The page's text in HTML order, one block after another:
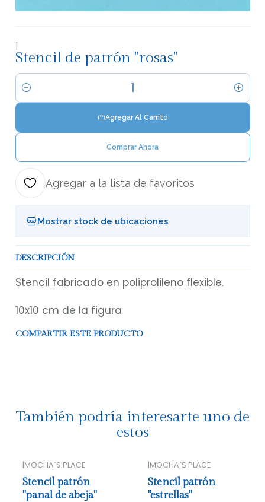
|
Stencil de patrón "rosas"
Cantidad
Agregar Al Carrito
Comprar Ahora
Agregar a la lista de favoritos
Mostrar stock de ubicaciones
DESCRIPCIÓN
Stencil fabricado en poliprolileno flexible.
10x10 cm de la figura
COMPARTIR ESTE PRODUCTO
También podría interesarte uno de
estos
|MOCHA´S PLACE
Stencil patrón
"panal de abeja"
|MOCHA´S PLACE
Stencil patrón
"estrellas"